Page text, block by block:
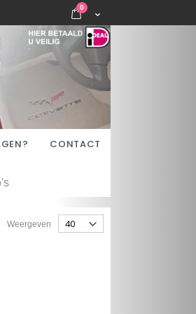
Cart
0 items
CONTACT
Weergeven